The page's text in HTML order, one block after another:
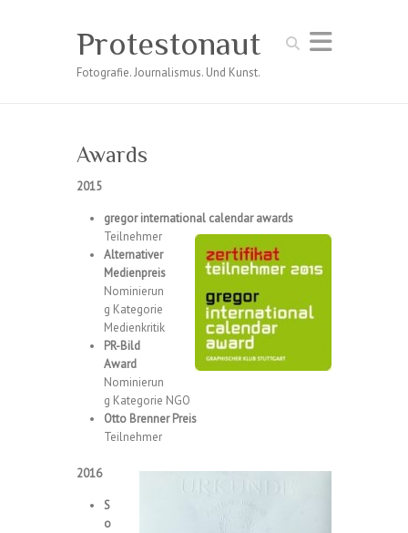
Suchen
Protestonaut
Fotografie. Journalismus. Und Kunst.
Awards
2015
gregor international calendar awards
Teilnehmer
Alternativer
Medienpreis
Nominierun
g Kategorie
Medienkritik
PR-Bild
Award
Nominierun
g Kategorie NGO
Otto Brenner Preis
Teilnehmer
2016
S
o